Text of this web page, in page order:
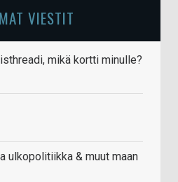
VIESTIT
mikä kortti minulle?
ulkopolitiikka & muut maan